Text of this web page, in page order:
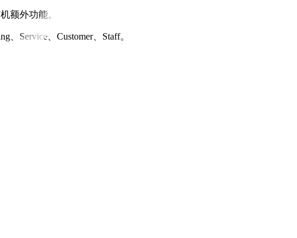
额外功能。
Service、Customer、Staff。